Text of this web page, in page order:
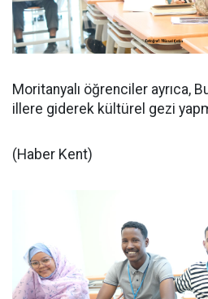
Moritanyalı öğrenciler ayrıca,
illere giderek kültürel gezi
(Haber Kent)